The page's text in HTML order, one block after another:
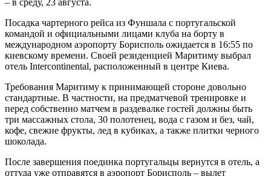
– в среду, 23 августа.
Посадка чартерного рейса из Фуншала с португальской
командой и официальными лицами клуба на борту в
международном аэропорту Борисполь ожидается в 16:55 по
киевскому времени. Своей резиденцией Маритиму выбрал
отель Intercontinental, расположенный в центре Киева.
Требования Маритиму к принимающей стороне довольно
стандартные. В частности, на предматчевой тренировке и
перед собственно матчем в раздевалке гостей должны быть
три массажных стола, 30 полотенец, вода с газом и без, чай,
кофе, свежие фрукты, лед в кубиках, а также плитки черного
шоколада.
После завершения поединка португальцы вернутся в отель, а
оттуда уже отправятся в аэропорт Борисполь – вылет